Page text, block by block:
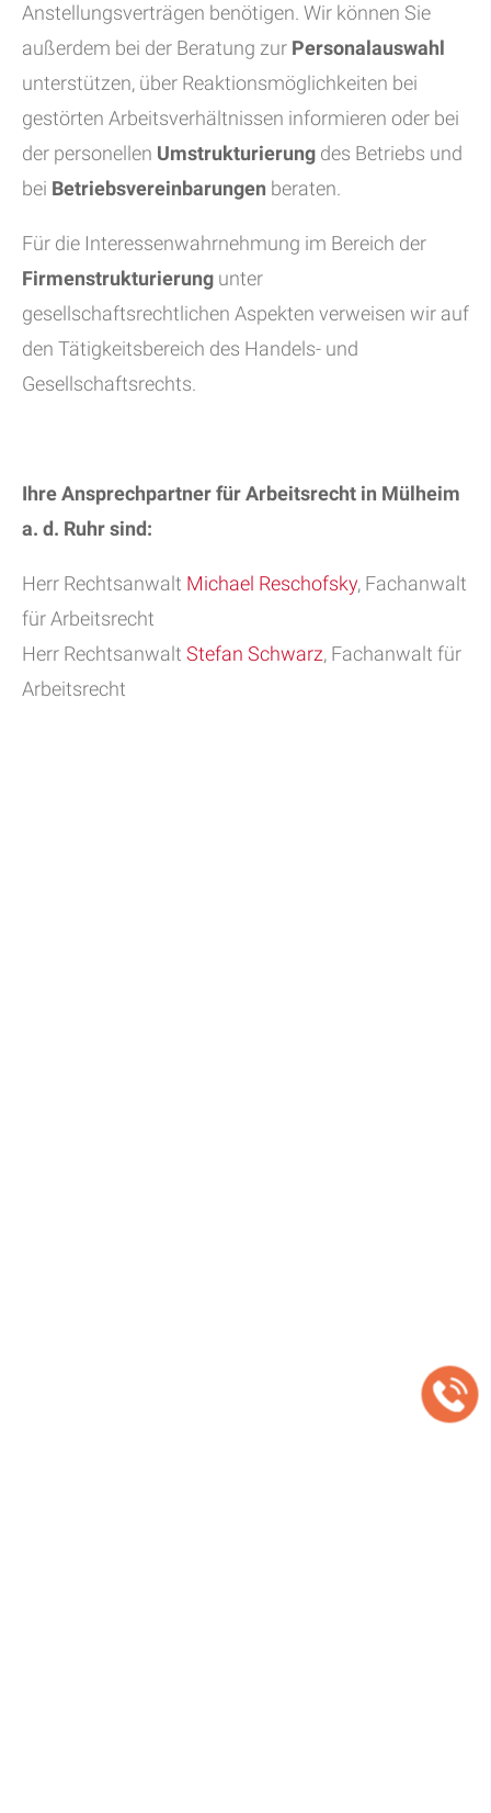
Anstellungsverträgen benötigen. Wir können Sie
außerdem bei der Beratung zur Personalauswahl
unterstützen, über Reaktionsmöglichkeiten bei
gestörten Arbeitsverhältnissen informieren oder bei
der personellen Umstrukturierung des Betriebs und
bei Betriebsvereinbarungen beraten.
Für die Interessenwahrnehmung im Bereich der
Firmenstrukturierung unter
gesellschaftsrechtlichen Aspekten verweisen wir auf
den Tätigkeitsbereich des Handels- und
Gesellschaftsrechts.
Ihre Ansprechpartner für Arbeitsrecht in Mülheim
a. d. Ruhrsind:
Herr Rechtsanwalt Michael Reschofsky, Fachanwalt
für Arbeitsrecht
Herr Rechtsanwalt Stefan Schwarz, Fachanwalt für
Arbeitsrecht